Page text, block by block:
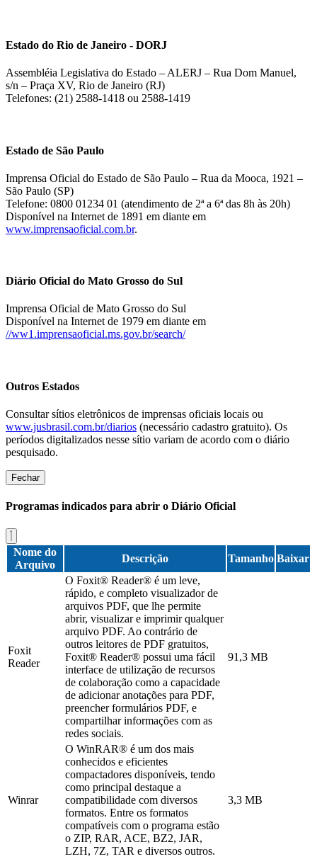
Estado do Rio de Janeiro - DORJ
Assembléia Legislativa do Estado – ALERJ – Rua Dom Manuel,
s/n – Praça XV, Rio de Janeiro (RJ)
Telefones: (21) 2588-1418 ou 2588-1419
Estado de São Paulo
Imprensa Oficial do Estado de São Paulo – Rua da Mooca, 1921 –
São Paulo (SP)
Telefone: 0800 01234 01 (atendimento de 2ª a 6ª das 8h às 20h)
Disponível na Internet de 1891 em diante em
www.imprensaoficial.com.br.
Diário Oficial do Mato Grosso do Sul
Imprensa Oficial de Mato Grosso do Sul
Disponível na Internet de 1979 em diante em
//ww1.imprensaoficial.ms.gov.br/search/
Outros Estados
Consultar sítios eletrônicos de imprensas oficiais locais ou
www.jusbrasil.com.br/diarios (necessário cadastro gratuito). Os
períodos digitalizados nesse sítio variam de acordo com o diário
pesquisado.
Fechar
Programas indicados para abrir o Diário Oficial
Nome do
Arquivo
Descrição Tamanho Baixar
Foxit
Reader
O Foxit® Reader® é um leve,
rápido, e completo visualizador de
arquivos PDF, que lhe permite
abrir, visualizar e imprimir qualquer
arquivo PDF. Ao contrário de
outros leitores de PDF gratuitos,
Foxit® Reader® possui uma fácil
interface de utilização de recursos
de colaboração como a capacidade
de adicionar anotações para PDF,
preencher formulários PDF, e
compartilhar informações com as
redes sociais.
91,3 MB
Winrar
O WinRAR® é um dos mais
conhecidos e eficientes
compactadores disponíveis, tendo
como principal destaque a
compatibilidade com diversos
formatos. Entre os formatos
compatíveis com o programa estão
o ZIP, RAR, ACE, BZ2, JAR,
LZH, 7Z, TAR e diversos outros.
3,3 MB